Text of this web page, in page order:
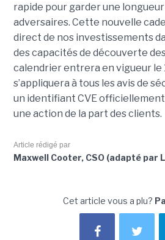
rapide pour garder une longueur
adversaires. Cette nouvelle
direct de nos investissements
des capacités de découverte
calendrier entrera en vigueur le
s’appliquera à tous les avis de
un identifiant CVE
une action de la part des clients.
Article rédigé par
Maxwell Cooter, CSO (adapté par
Cet article vous a plu?